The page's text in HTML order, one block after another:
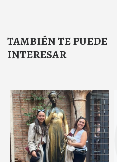
TAMBIÉN TE PUEDE
INTERESAR